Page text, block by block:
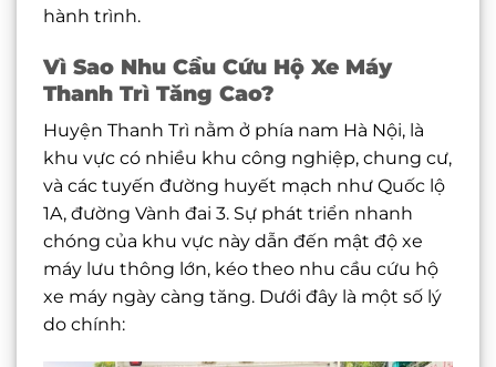
hành trình.
Vì Sao Nhu Cầu Cứu Hộ Xe Máy
Thanh Trì Tăng Cao?
Huyện Thanh Trì nằm ở phía nam Hà Nội, là
khu vực có nhiều khu công nghiệp, chung cư,
và các tuyến đường huyết mạch như Quốc lộ
1A, đường Vành đai 3. Sự phát triển nhanh
chóng của khu vực này dẫn đến mật độ xe
máy lưu thông lớn, kéo theo nhu cầu cứu hộ
xe máy ngày càng tăng. Dưới đây là một số lý
do chính: